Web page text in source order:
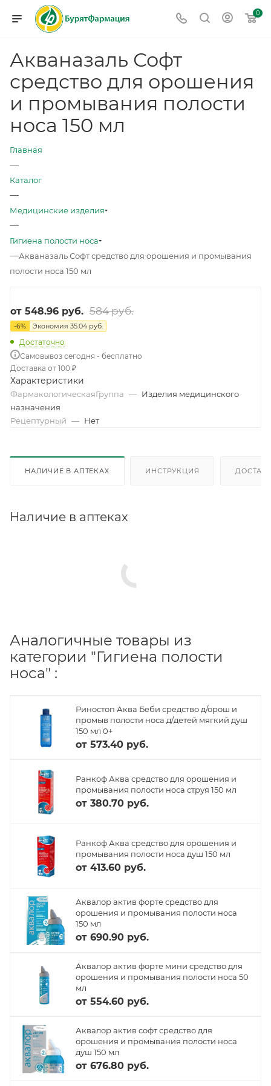
0
Акваназаль Софт
средство для орошения
и промывания полости
носа 150 мл
Главная
—
Каталог
—
Медицинские изделия
—
Гигиена полости носа
—Акваназаль Софт средство для орошения и промывания
полости носа 150 мл
от 548.96 руб. 584 руб.
-6% Экономия 35.04 руб.
Достаточно
Самовывоз сегодня - бесплатно
Доставка от 100 ₽
Характеристики
ФармакологическаяГруппа — Изделия медицинского
назначения
Рецептурный — Нет
НАЛИЧИЕ В АПТЕКАХ ИНСТРУКЦИЯ
Наличие в аптеках
Аналогичные товары из
категории "Гигиена полости
носа" :
Риностоп Аква Беби средство д/орош и
промыв полости носа д/детей мягкий душ
150 мл 0+
от 573.40 руб.
Ранкоф Аква средство для орошения и
промывания полости носа струя 150 мл
от 380.70 руб.
Ранкоф Аква средство для орошения и
промывания полости носа душ 150 мл
от 413.60 руб.
Аквалор актив форте средство для
орошения и промывания полости носа
150 мл
от 690.90 руб.
Аквалор актив форте мини средство для
орошения и промывания полости носа 50
мл
от 554.60 руб.
Аквалор актив софт средство для
орошения и промывания полости носа
душ 150 мл
от 676.80 руб.